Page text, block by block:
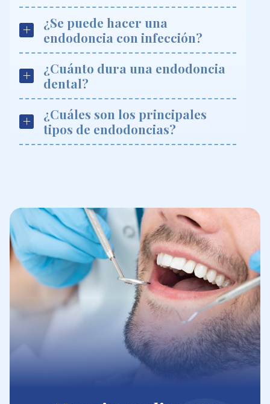
¿Se puede hacer una
endodoncia con infección?
¿Cuánto dura una endodoncia
dental?
¿Cuáles son los principales
tipos de endodoncias?